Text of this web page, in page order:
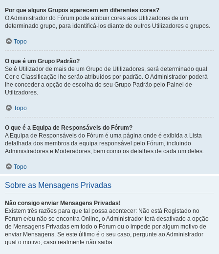
Por que alguns Grupos aparecem em diferentes cores?
O Administrador do Fórum pode atribuir cores aos Utilizadores de um
determinado grupo, para identificá-los diante de outros Utilizadores e grupos.
Topo
O que é um Grupo Padrão?
Se é Utilizador de mais de um Grupo de Utilizadores, será determinado qual
Cor e Classificação lhe serão atribuídos por padrão. O Administrador poderá
lhe conceder a opção de escolha do seu Grupo Padrão pelo Painel de
Utilizadores.
Topo
O que é a Equipa de Responsáveis do Fórum?
A Equipa de Responsáveis do Fórum é uma página onde é exibida a Lista
detalhada dos membros da equipa responsável pelo Fórum, incluindo
Administradores e Moderadores, bem como os detalhes de cada um deles.
Topo
Sobre as Mensagens Privadas
Não consigo enviar Mensagens Privadas!
Existem três razões para que tal possa acontecer: Não está Registado no
Fórum e/ou não se encontra Online, o Administrador terá desativado a opção
de Mensagens Privadas em todo o Fórum ou o impede por algum motivo de
enviar Mensagens. Se este último é o seu caso, pergunte ao Administrador
qual o motivo, caso realmente não saiba.